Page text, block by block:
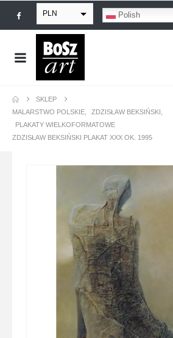
PLN
EUR
USD
Polish
SKLEP
MALARSTWO POLSKIE
ZDZISŁAW BEKSIŃSKI
PLAKATY WIELKOFORMATOWE
ZDZISŁAW BEKSIŃSKI PLAKAT XXX OK. 1995